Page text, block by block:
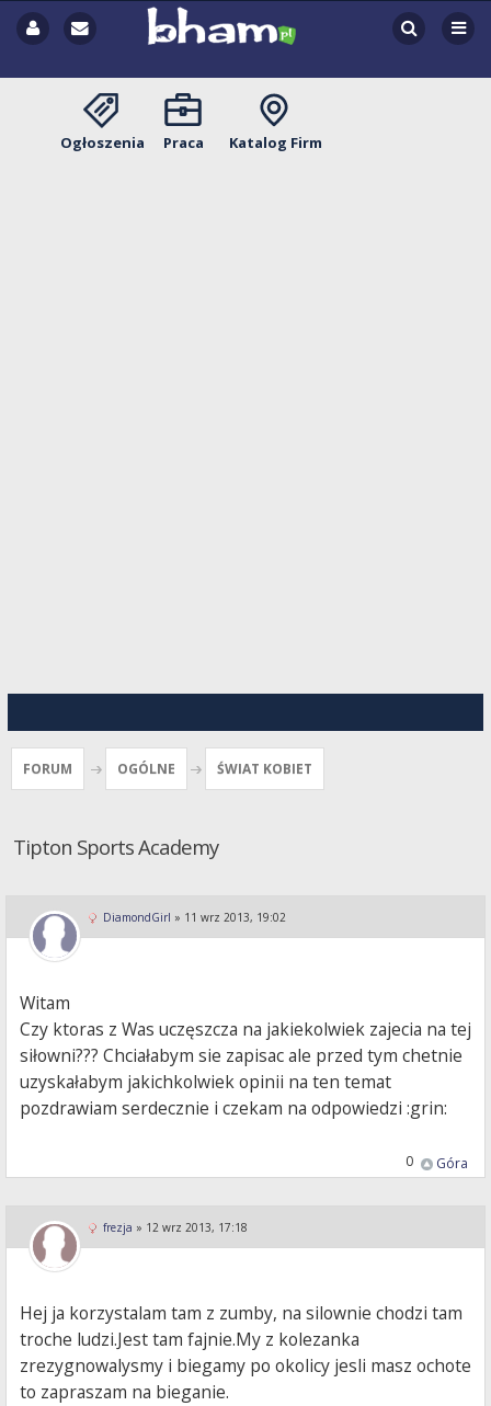
Ogłoszenia Praca Katalog Firm
FORUM OGÓLNE ŚWIAT KOBIET
Tipton Sports Academy
DiamondGirl » 11 wrz 2013, 19:02
Witam
Czy ktoras z Was uczęszcza na jakiekolwiek zajecia na tej
siłowni??? Chciałabym sie zapisac ale przed tym chetnie
uzyskałabym jakichkolwiek opinii na ten temat
pozdrawiam serdecznie i czekam na odpowiedzi :grin:
Góra
0
frezja » 12 wrz 2013, 17:18
Hej ja korzystalam tam z zumby, na silownie chodzi tam
troche ludzi.Jest tam fajnie.My z kolezanka
zrezygnowalysmy i biegamy po okolicy jesli masz ochote
to zapraszam na bieganie.